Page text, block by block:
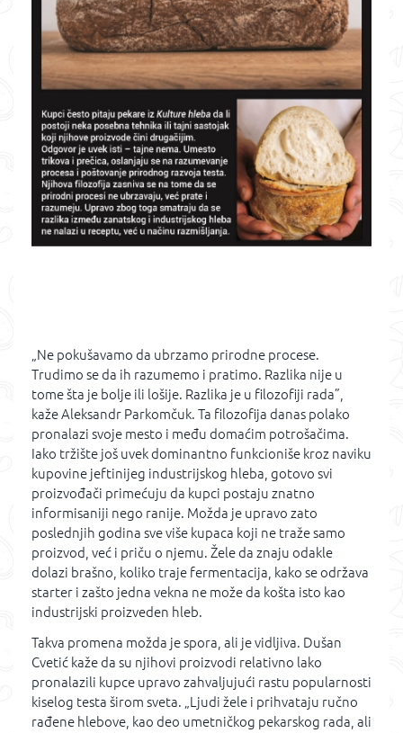
„Ne pokušavamo da ubrzamo prirodne procese.
Trudimo se da ih razumemo i pratimo. Razlika nije u
tome šta je bolje ili lošije. Razlika je u filozofiji rada”,
kaže Aleksandr Parkomčuk. Ta filozofija danas polako
pronalazi svoje mesto i među domaćim potrošačima.
Iako tržište još uvek dominantno funkcioniše kroz naviku
kupovine jeftinijeg industrijskog hleba, gotovo svi
proizvođači primećuju da kupci postaju znatno
informisaniji nego ranije. Možda je upravo zato
poslednjih godina sve više kupaca koji ne traže samo
proizvod, već i priču o njemu. Žele da znaju odakle
dolazi brašno, koliko traje fermentacija, kako se održava
starter i zašto jedna vekna ne može da košta isto kao
industrijski proizveden hleb.
Takva promena možda je spora, ali je vidljiva. Dušan
Cvetić kaže da su njihovi proizvodi relativno lako
pronalazili kupce upravo zahvaljujući rastu popularnosti
kiselog testa širom sveta. „Ljudi žele i prihvataju ručno
rađene hlebove, kao deo umetničkog pekarskog rada, ali